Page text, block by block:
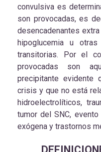
convulsiva es
son provocadas, es
desencadenantes
hipoglucemia u
transitorias. Por el
provocadas son
precipitante evidente
crisis y que no está
hidroelectrolíticos,
tumor del SNC,
exógena y trastornos